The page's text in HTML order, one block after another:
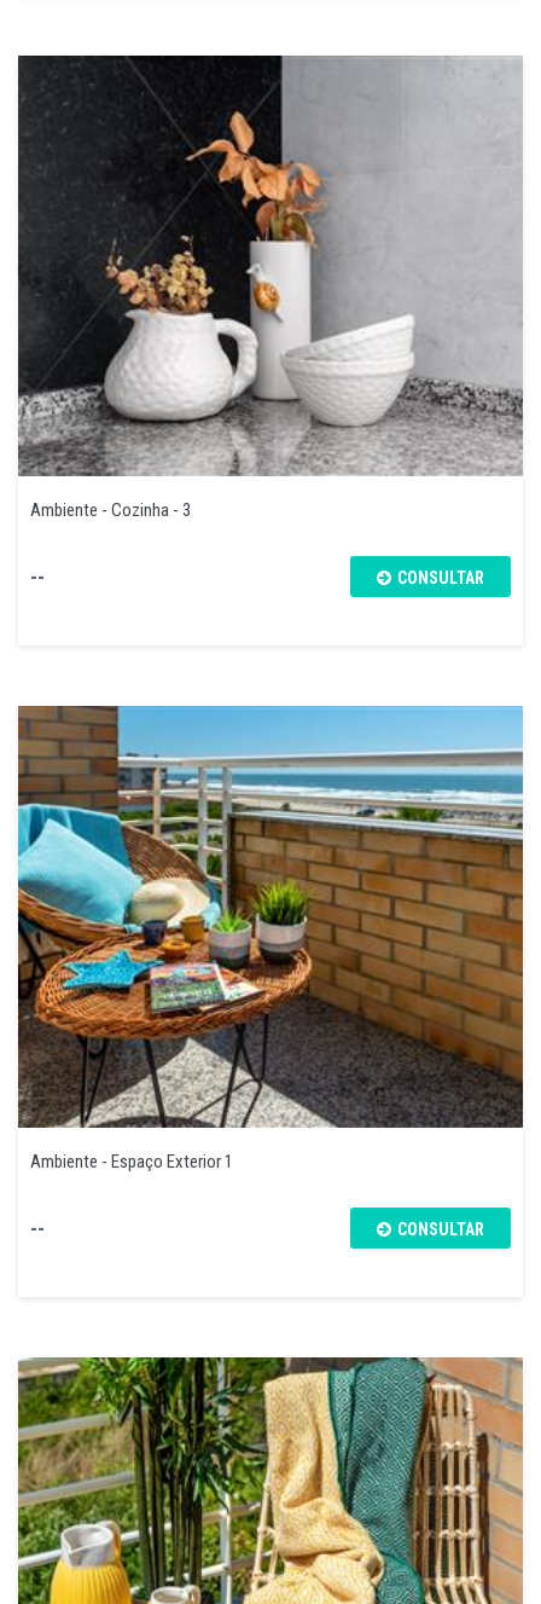
Ambiente - Cozinha - 3
-- CONSULTAR
Ambiente - Espaço Exterior 1
-- CONSULTAR